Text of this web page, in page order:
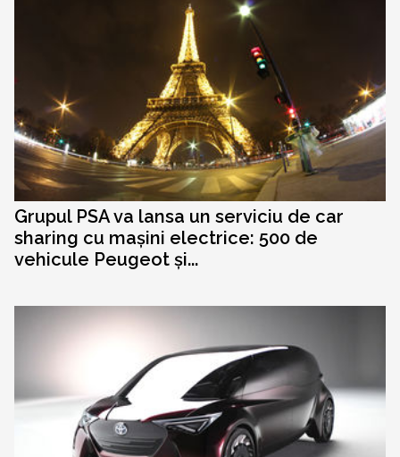
Grupul PSA va lansa un serviciu de car
sharing cu mașini electrice: 500 de
vehicule Peugeot și...